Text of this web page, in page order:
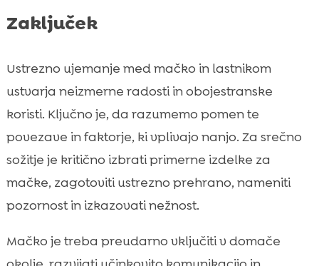
Zaključek
Ustrezno ujemanje med mačko in lastnikom
ustvarja neizmerne radosti in obojestranske
koristi. Ključno je, da razumemo pomen te
povezave in faktorje, ki vplivajo nanjo. Za srečno
sožitje je kritično izbrati primerne izdelke za
mačke, zagotoviti ustrezno prehrano, nameniti
pozornost in izkazovati nežnost.
Mačko je treba preudarno vključiti v domače